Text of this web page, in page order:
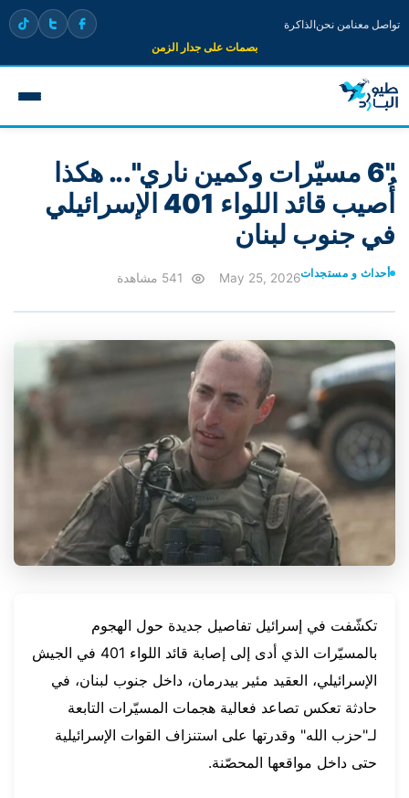
تواصل معنامن نحنالذاكرة
بصمات على جدار الزمن
"6 مسيّرات وكمين ناري"... هكذا
أُصيب قائد اللواء 401 الإسرائيلي
في جنوب لبنان
أحداث و مستجداتMay 25, 2026
تكشّفت في إسرائيل تفاصيل جديدة حول الهجوم
بالمسيّرات الذي أدى إلى إصابة قائد اللواء 401 في الجيش
الإسرائيلي، العقيد مئير بيدرمان، داخل جنوب لبنان، في
حادثة تعكس تصاعد فعالية هجمات المسيّرات التابعة
لـ"حزب الله" وقدرتها على استنزاف القوات الإسرائيلية
حتى داخل مواقعها المحصّنة.